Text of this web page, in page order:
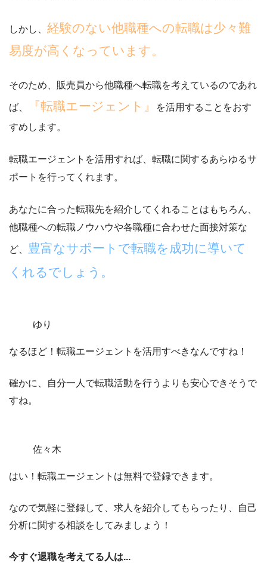
しかし、 経験のない他職種への転職は少々難
易度が高くなっています。
そのため、販売員から他職種へ転職を考えているのであれ
ば、 『転職エージェント』
を活用することをおす
すめします。
転職エージェントを活用すれば、転職に関するあらゆるサ
ポートを行ってくれます。
あなたに合った転職先を紹介してくれることはもちろん、
他職種への転職ノウハウや各職種に合わせた面接対策な
ど、
豊富なサポートで転職を成功に導いて
くれるでしょう。
ゆり
なるほど！転職エージェントを活用すべきなんですね！
確かに、自分一人で転職活動を行うよりも安心できそうで
すね。
佐々木
はい！転職エージェントは無料で登録できます。
なので気軽に登録して、求人を紹介してもらったり、自己
分析に関する相談をしてみましょう！
今すぐ退職を考えてる人は...